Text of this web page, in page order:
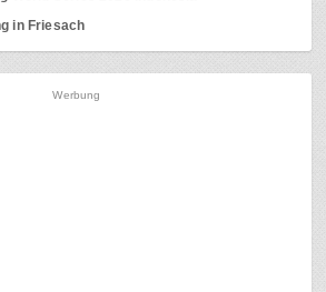
in Friesach
Werbung